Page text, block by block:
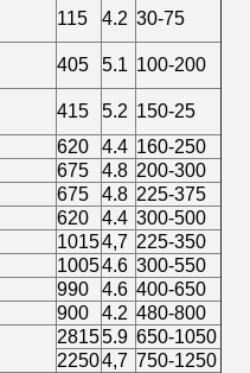
115 4.2 30-75
405 5.1 100-200
415 5.2 150-25
620 4.4 160-250
675 4.8 200-300
675 4.8 225-375
620 4.4 300-500
10154,7 225-350
10054.6 300-550
990 4.6 400-650
900 4.2 480-800
28155.9 650-1050
22504,7 750-1250